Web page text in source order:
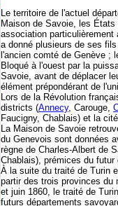
Le territoire de l'actuel
Maison de Savoie, les
association
a donné plusieurs de ses
l'ancien comté de Genève ;
Bloqué à l'ouest par la
Savoie, avant de déplacer
élément prépondérant de
Lors de la Révolution
districts (Annecy, Carouge,
Faucigny, Chablais) et la
La Maison de Savoie
du Genevois sont données
règne de Charles-Albert de
Chablais), prémices du futur
À la suite du traité de Turin
partir des trois provinces du
et juin 1860, le traité de
futurs départements